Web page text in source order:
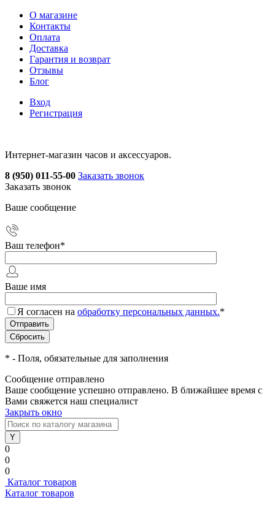
О магазине
Контакты
Оплата
Доставка
Гарантия и возврат
Отзывы
Блог
Вход
Регистрация
Интернет-магазин часов и аксессуаров.
8 (950) 011-55-00 Заказать звонок
Заказать звонок
Ваше сообщение
Ваш телефон*
Ваше имя
Я согласен на обработку персональных данных.*
* - Поля, обязательные для заполнения
Сообщение отправлено
Ваше сообщение успешно отправлено. В ближайшее время с
Вами свяжется наш специалист
Закрыть окно
0
0
0
Каталог товаров
Каталог товаров